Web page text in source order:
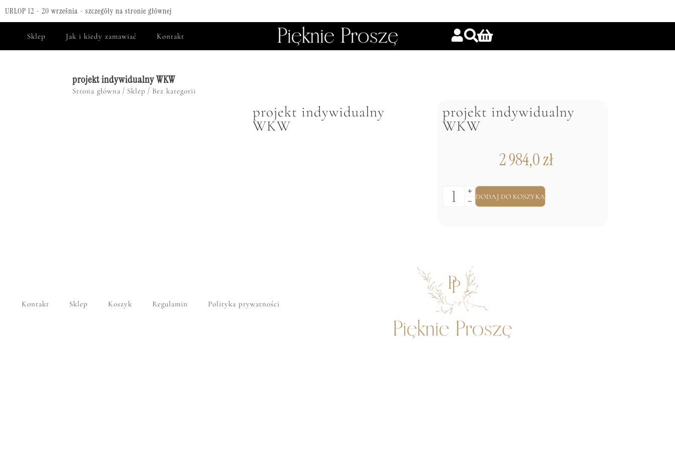
URLOP 12 - 20 września - szczegóły na stronie głównej
Sklep Jak i kiedy zamawiać Kontakt
projekt indywidualny WKW
Strona główna / Sklep / Bez kategorii
projekt indywidualny
WKW
projekt indywidualny
WKW
2 984,0zł
DODAJ DO KOSZYKA
Kontakt Sklep Koszyk Regulamin Polityka prywatności